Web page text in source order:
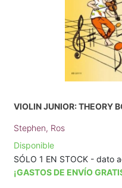
VIOLIN JUNIOR: THEORY
Stephen, Ros
Disponible
SÓLO 1 EN STOCK - dato
¡GASTOS DE ENVÍO